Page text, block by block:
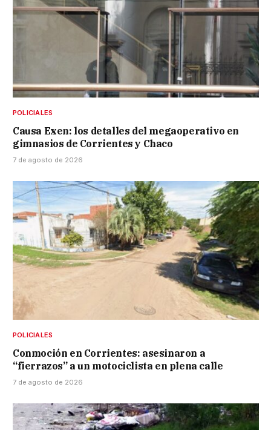
POLICIALES
Causa Exen: los detalles del megaoperativo en
gimnasios de Corrientes y Chaco
7 de agosto de 2026
POLICIALES
Conmoción en Corrientes: asesinaron a
“fierrazos” a un motociclista en plena calle
7 de agosto de 2026